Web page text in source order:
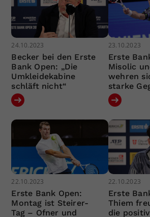
24.10.2023
Becker bei den Erste
Bank Open: „Die
Umkleidekabine
schläft nicht“
23.10.2023
Erste
Misolic
wehren
starke
22.10.2023
Erste Bank Open:
Montag ist Steirer-
Tag – Ofner und
22.10.2023
Erste
Thiem
die